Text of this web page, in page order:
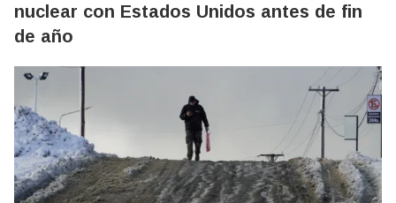
nuclear con Estados Unidos antes de fin
de año